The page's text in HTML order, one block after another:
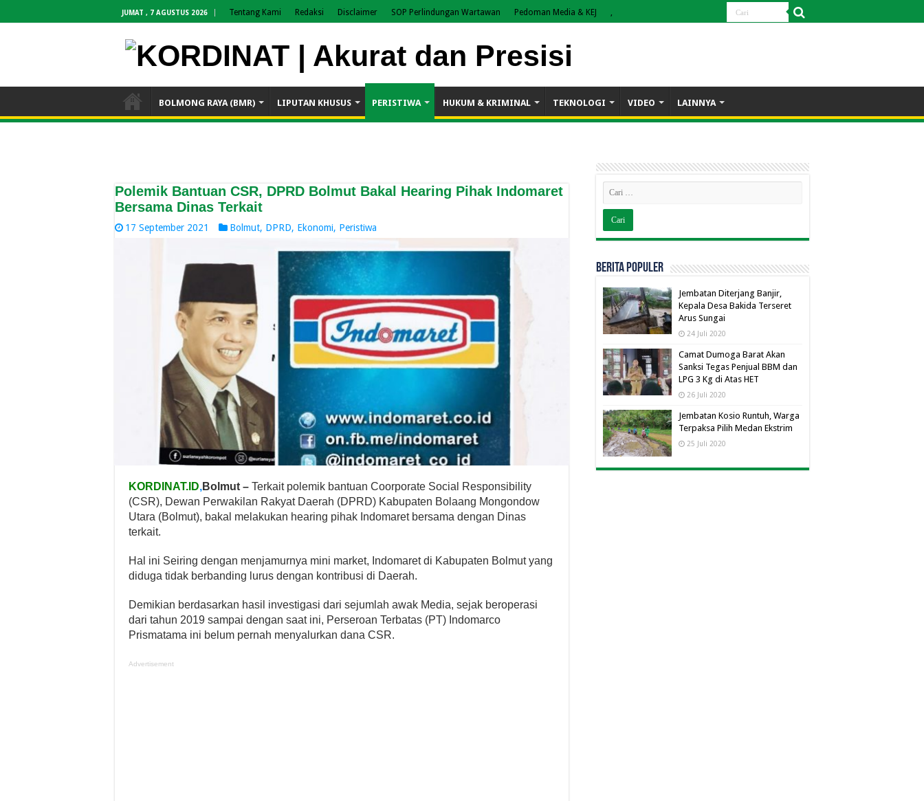
JUMAT , 7 AGUSTUS 2026 Tentang Kami Redaksi Disclaimer SOP Perlindungan Wartawan Pedoman Media & KEJ ,
BOLMONG RAYA (BMR) LIPUTAN KHUSUS PERISTIWA HUKUM & KRIMINAL TEKNOLOGI VIDEO LAINNYA
Polemik Bantuan CSR, DPRD Bolmut Bakal Hearing Pihak Indomaret
Bersama Dinas Terkait
17 September 2021 Bolmut, DPRD, Ekonomi, Peristiwa
KORDINAT.ID,Bolmut – Terkait polemik bantuan Coorporate Social Responsibility
(CSR), Dewan Perwakilan Rakyat Daerah (DPRD) Kabupaten Bolaang Mongondow
Utara (Bolmut), bakal melakukan hearing pihak Indomaret bersama dengan Dinas
terkait.
Hal ini Seiring dengan menjamurnya mini market, Indomaret di Kabupaten Bolmut yang
diduga tidak berbanding lurus dengan kontribusi di Daerah.
Demikian berdasarkan hasil investigasi dari sejumlah awak Media, sejak beroperasi
dari tahun 2019 sampai dengan saat ini, Perseroan Terbatas (PT) Indomarco
Prismatama ini belum pernah menyalurkan dana CSR.
Advertisement
BERITA POPULER
Jembatan Diterjang Banjir,
Kepala Desa Bakida Terseret
Arus Sungai
24 Juli 2020
Camat Dumoga Barat Akan
Sanksi Tegas Penjual BBM dan
LPG 3 Kg di Atas HET
26 Juli 2020
Jembatan Kosio Runtuh, Warga
Terpaksa Pilih Medan Ekstrim
25 Juli 2020